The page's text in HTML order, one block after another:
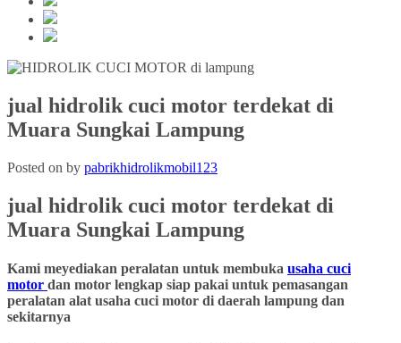
jual hidrolik cuci motor terdekat di
Muara Sungkai Lampung
Posted on by pabrikhidrolikmobil123
jual hidrolik cuci motor terdekat di
Muara Sungkai Lampung
Kami meyediakan peralatan untuk membuka usaha cuci
motor dan motor lengkap siap pakai untuk pemasangan
peralatan alat usaha cuci motor di daerah lampung dan
sekitarnya